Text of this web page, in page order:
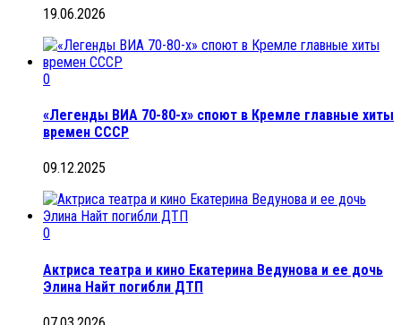
19.06.2026
0
«Легенды ВИА 70-80-х» споют в Кремле главные хиты
времен СССР
09.12.2025
0
Актриса театра и кино Екатерина Ведунова и ее дочь
Элина Найт погибли ДТП